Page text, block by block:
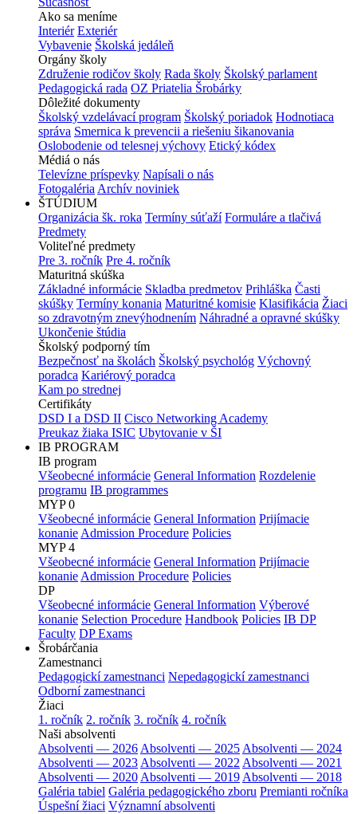
Ako sa meníme
Interiér Exteriér
Vybavenie Školská jedáleň
Orgány školy
Združenie rodičov školy Rada školy Školský parlament
Pedagogická rada OZ Priatelia Šrobárky
Dôležité dokumenty
Školský vzdelávací program Školský poriadok Hodnotiaca
správa Smernica k prevencii a riešeniu šikanovania
Oslobodenie od telesnej výchovy Etický kódex
Médiá o nás
Televízne príspevky Napísali o nás
Fotogaléria Archív noviniek
ŠTÚDIUM
Organizácia šk. roka Termíny súťaží Formuláre a tlačivá
Predmety
Voliteľné predmety
Pre 3. ročník Pre 4. ročník
Maturitná skúška
Základné informácie Skladba predmetov Prihláška Časti
skúšky Termíny konania Maturitné komisie Klasifikácia Žiaci
so zdravotným znevýhodnením Náhradné a opravné skúšky
Ukončenie štúdia
Školský podporný tím
Bezpečnosť na školách Školský psychológ Výchovný
poradca Kariérový poradca
Kam po strednej
Certifikáty
DSD I a DSD II Cisco Networking Academy
Preukaz žiaka ISIC Ubytovanie v ŠI
IB PROGRAM
IB program
Všeobecné informácie General Information Rozdelenie
programu IB programmes
MYP 0
Všeobecné informácie General Information Prijímacie
konanie Admission Procedure Policies
MYP 4
Všeobecné informácie General Information Prijímacie
konanie Admission Procedure Policies
DP
Všeobecné informácie General Information Výberové
konanie Selection Procedure Handbook Policies IB DP
Faculty DP Exams
Šrobárčania
Zamestnanci
Pedagogickí zamestnanci Nepedagogickí zamestnanci
Odborní zamestnanci
Žiaci
1. ročník 2. ročník 3. ročník 4. ročník
Naši absolventi
Absolventi — 2026 Absolventi — 2025 Absolventi — 2024
Absolventi — 2023 Absolventi — 2022 Absolventi — 2021
Absolventi — 2020 Absolventi — 2019 Absolventi — 2018
Galéria tabiel Galéria pedagogického zboru Premianti ročníka
Úspešní žiaci Významní absolventi